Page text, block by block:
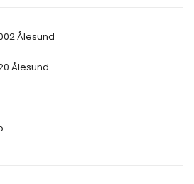
Ålesund
Ålesund